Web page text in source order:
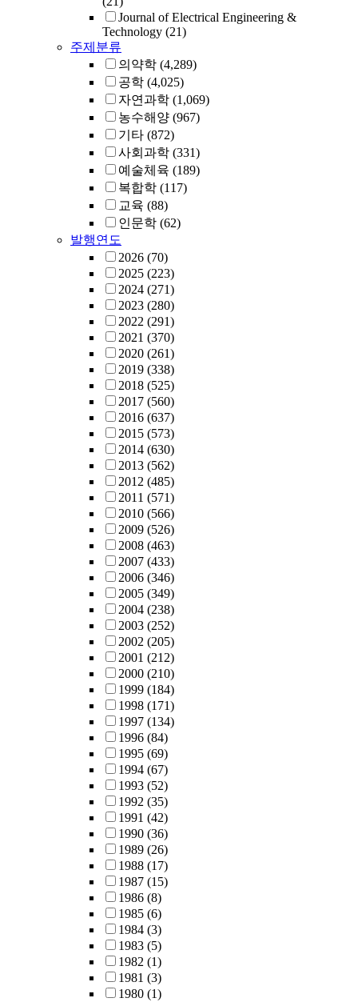
Journal of Electrical Engineering &
Technology (21)
주제분류
의약학 (4,289)
공학 (4,025)
자연과학 (1,069)
농수해양 (967)
기타 (872)
사회과학 (331)
예술체육 (189)
복합학 (117)
교육 (88)
인문학 (62)
발행연도
2026 (70)
2025 (223)
2024 (271)
2023 (280)
2022 (291)
2021 (370)
2020 (261)
2019 (338)
2018 (525)
2017 (560)
2016 (637)
2015 (573)
2014 (630)
2013 (562)
2012 (485)
2011 (571)
2010 (566)
2009 (526)
2008 (463)
2007 (433)
2006 (346)
2005 (349)
2004 (238)
2003 (252)
2002 (205)
2001 (212)
2000 (210)
1999 (184)
1998 (171)
1997 (134)
1996 (84)
1995 (69)
1994 (67)
1993 (52)
1992 (35)
1991 (42)
1990 (36)
1989 (26)
1988 (17)
1987 (15)
1986 (8)
1985 (6)
1984 (3)
1983 (5)
1982 (1)
1981 (3)
1980 (1)